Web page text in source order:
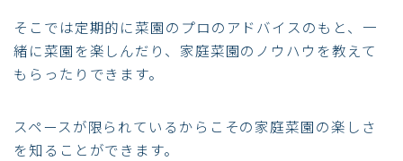
そこでは定期的に菜園のプロのアドバイスのもと、一
緒に菜園を楽しんだり、家庭菜園のノウハウを教えて
もらったりできます。
スペースが限られているからこその家庭菜園の楽しさ
を知ることができます。